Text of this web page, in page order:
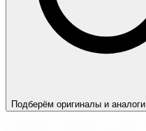
Подберём оригиналы и